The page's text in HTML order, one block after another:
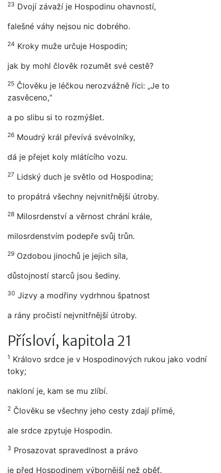
23 Dvojí závaží je Hospodinu ohavností,
falešné váhy nejsou nic dobrého.
24 Kroky muže určuje Hospodin;
jak by mohl člověk rozumět své cestě?
25 Člověku je léčkou nerozvážně říci: „Je to
zasvěceno,“
a po slibu si to rozmýšlet.
26 Moudrý král převívá svévolníky,
dá je přejet koly mlátícího vozu.
27 Lidský duch je světlo od Hospodina;
to propátrá všechny nejvnitřnější útroby.
28 Milosrdenství a věrnost chrání krále,
milosrdenstvím podepře svůj trůn.
29 Ozdobou jinochů je jejich síla,
důstojností starců jsou šediny.
30 Jizvy a modřiny vydrhnou špatnost
a rány pročistí nejvnitřnější útroby.
Přísloví, kapitola 21
1 Královo srdce je v Hospodinových rukou jako vodní
toky;
nakloní je, kam se mu zlíbí.
2 Člověku se všechny jeho cesty zdají přímé,
ale srdce zpytuje Hospodin.
3 Prosazovat spravedlnost a právo
je před Hospodinem výbornější než oběť.